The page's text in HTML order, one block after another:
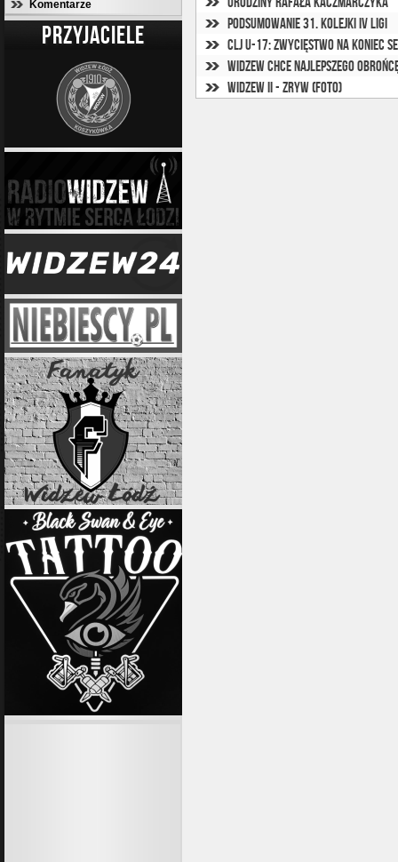
Komentarze
PRZYJACIELE
Podsumowanie 31. kolejki IV ligi
CLJ U-17: Zwycięstwo na koniec
Widzew chce najlepszego
Widzew II - Zryw (foto)